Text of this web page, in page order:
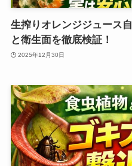
生搾りオレンジジュース
と衛生面を徹底検証！
2025年12月30日